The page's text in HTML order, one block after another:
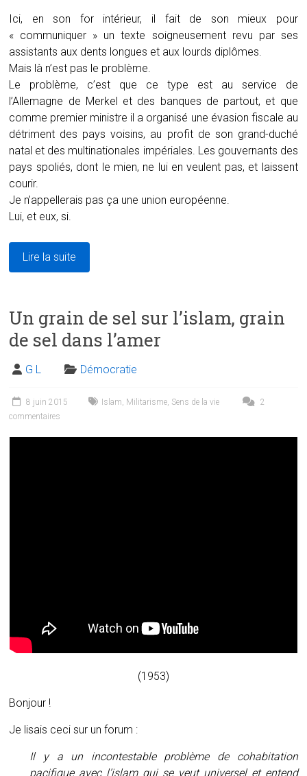
Ici, en son for intérieur, il fait de son mieux pour
« communiquer » un texte soigneusement revu par ses
assistants aux dents longues et aux lourds diplômes.
Mais là n’est pas le problème.
Le problème, c’est que ce type est au service de
l’Allemagne de Merkel et des banques de partout, et que
comme premier ministre il a organisé une évasion fiscale au
détriment des pays voisins, au profit de son grand-duché
natal et des multinationales impériales. Les gouvernants des
pays spoliés, dont le mien, ne lui en veulent pas, et laissent
courir.
Je n’appellerais pas ça une union européenne.
Lui, et eux, si.
Lire la suite
Un grain de sel sur l’islam, grain
de sel dans l’amer
G L Démocratie
8 juin 2015 Islam, Militarisme, Sens de la vie
2
commentaires
(1953)
Bonjour !
Je lisais ceci sur un forum :
Il y a un incontestable problème de cohabitation
pacifique avec l’islam qui se veut universel et entend